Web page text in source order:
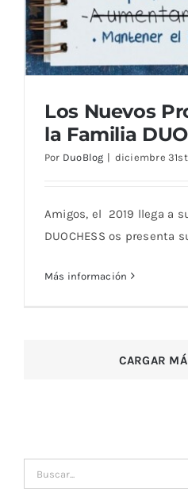
Los Nuevos
la Familia
Por DuoBlog | diciembre
Amigos, el 2019 llega a
DUOCHESS os presenta
Más información
CARGAR
Buscar: